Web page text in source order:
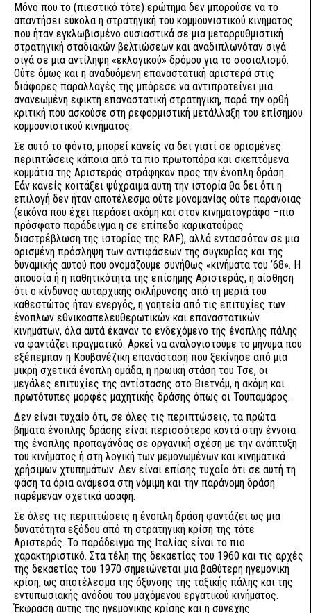
Μόνο που το (πιεστικό τότε) ερώτημα δεν μπορούσε να το
απαντήσει εύκολα η στρατηγική του κομμουνιστικού κινήματος
που ήταν εγκλωβισμένο ουσιαστικά σε μια μεταρρυθμιστική
στρατηγική σταδιακών βελτιώσεων και αναδιπλωνόταν σιγά
σιγά σε μια αντίληψη «εκλογικού» δρόμου για το σοσιαλισμό.
Ούτε όμως και η αναδυόμενη επαναστατική αριστερά στις
διάφορες παραλλαγές της μπόρεσε να αντιπροτείνει μια
ανανεωμένη εφικτή επαναστατική στρατηγική, παρά την ορθή
κριτική που ασκούσε στη ρεφορμιστική μετάλλαξη του επίσημου
κομμουνιστικού κινήματος.
Σε αυτό το φόντο, μπορεί κανείς να δει γιατί σε ορισμένες
περιπτώσεις κάποια από τα πιο πρωτοπόρα και σκεπτόμενα
κομμάτια της Αριστεράς στράφηκαν προς την ένοπλη δράση.
Εάν κανείς κοιτάξει ψύχραιμα αυτή την ιστορία θα δει ότι η
επιλογή δεν ήταν αποτέλεσμα ούτε μονομανίας ούτε παράνοιας
(εικόνα που έχει περάσει ακόμη και στον κινηματογράφο –πιο
πρόσφατο παράδειγμα η σε επίπεδο καρικατούρας
διαστρέβλωση της ιστορίας της RAF), αλλά εντασσόταν σε μια
ορισμένη πρόσληψη των αντιφάσεων της συγκυρίας και της
δυναμικής αυτού που ονομάζουμε συνήθως «κινήματα του ’68». Η
απουσία ή η παθητικότητα της επίσημης Αριστεράς, η αίσθηση
ότι ο κίνδυνος αυταρχικής σκλήρυνσης από τη μεριά του
καθεστώτος ήταν ενεργός, η γοητεία από τις επιτυχίες των
ένοπλων εθνικοαπελευθερωτικών και επαναστατικών
κινημάτων, όλα αυτά έκαναν το ενδεχόμενο της ένοπλης πάλης
να φαντάζει πραγματικό. Αρκεί να αναλογιστούμε το μήνυμα που
εξέπεμπαν η Κουβανέζικη επανάσταση που ξεκίνησε από μια
μικρή σχετικά ένοπλη ομάδα, η ηρωική στάση του Τσε, οι
μεγάλες επιτυχίες της αντίστασης στο Βιετνάμ, ή ακόμη και
πρωτότυπες μορφές μαχητικής δράσης όπως οι Τουπαμάρος.
Δεν είναι τυχαίο ότι, σε όλες τις περιπτώσεις, τα πρώτα
βήματα ένοπλης δράσης είναι περισσότερο κοντά στην έννοια
της ένοπλης προπαγάνδας σε οργανική σχέση με την ανάπτυξη
του κινήματος ή στη λογική των μεμονωμένων και κινηματικά
χρήσιμων χτυπημάτων. Δεν είναι επίσης τυχαίο ότι σε αυτή τη
φάση τα όρια ανάμεσα στη νόμιμη και την παράνομη δράση
παρέμεναν σχετικά ασαφή.
Σε όλες τις περιπτώσεις η ένοπλη δράση φαντάζει ως μια
δυνατότητα εξόδου από τη στρατηγική κρίση της τότε
Αριστεράς. Το παράδειγμα της Ιταλίας είναι το πιο
χαρακτηριστικό. Στα τέλη της δεκαετίας του 1960 και τις αρχές
της δεκαετίας του 1970 σημειώνεται μια βαθύτερη ηγεμονική
κρίση, ως αποτέλεσμα της όξυνσης της ταξικής πάλης και της
εντυπωσιακής ανόδου του μαχόμενου εργατικού κινήματος.
Έκφραση αυτής της ηγεμονικής κρίσης και η συνεχής